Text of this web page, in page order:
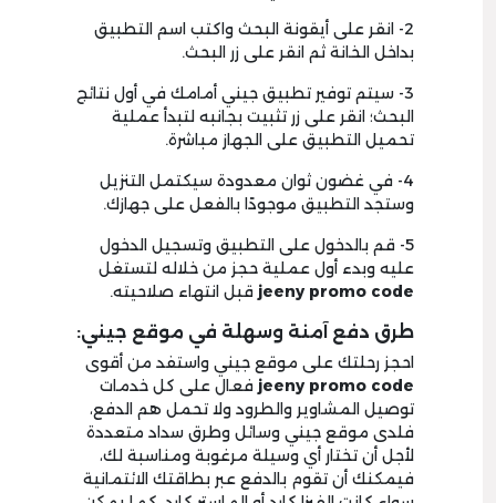
2- انقر على أيقونة البحث واكتب اسم التطبيق
بداخل الخانة ثم انقر على زر البحث.
3- سيتم توفير تطبيق جيني أمامك في أول نتائج
البحث؛ انقر على زر تثبيت بجانبه لتبدأ عملية
تحميل التطبيق على الجهاز مباشرة.
4- في غضون ثوان معدودة سيكتمل التنزيل
وستجد التطبيق موجودًا بالفعل على جهازك.
5- قم بالدخول على التطبيق وتسجيل الدخول
عليه وبدء أول عملية حجز من خلاله لتستغل
jeeny promo code قبل انتهاء صلاحيته.
طرق دفع آمنة وسهلة في موقع جيني:
احجز رحلتك على موقع جيني واستفد من أقوى
jeeny promo code فعال على كل خدمات
توصيل المشاوير والطرود ولا تحمل هم الدفع،
فلدى موقع جيني وسائل وطرق سداد متعددة
لأجل أن تختار أي وسيلة مرغوبة ومناسبة لك،
فيمكنك أن تقوم بالدفع عبر بطاقتك الائتمانية